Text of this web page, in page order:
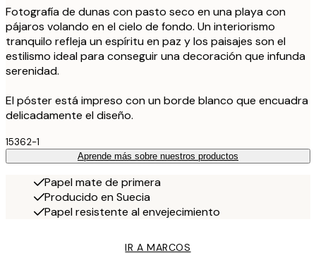
Fotografía de dunas con pasto seco en una playa con
pájaros volando en el cielo de fondo. Un interiorismo
tranquilo refleja un espíritu en paz y los paisajes son el
estilismo ideal para conseguir una decoración que infunda
serenidad.
El póster está impreso con un borde blanco que encuadra
delicadamente el diseño.
15362-1
Aprende más sobre nuestros productos
Papel mate de primera
Producido en Suecia
Papel resistente al envejecimiento
IR A MARCOS